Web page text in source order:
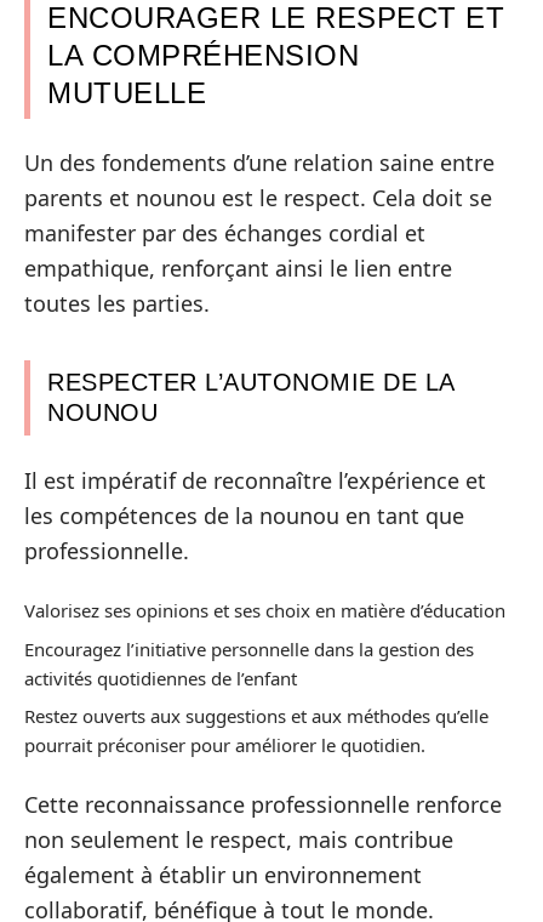
ENCOURAGER LE RESPECT ET
LA COMPRÉHENSION
MUTUELLE
Un des fondements d’une relation saine entre
parents et nounou est le respect. Cela doit se
manifester par des échanges cordial et
empathique, renforçant ainsi le lien entre
toutes les parties.
RESPECTER L’AUTONOMIE DE LA
NOUNOU
Il est impératif de reconnaître l’expérience et
les compétences de la nounou en tant que
professionnelle.
Valorisez ses opinions et ses choix en matière d’éducation
Encouragez l’initiative personnelle dans la gestion des
activités quotidiennes de l’enfant
Restez ouverts aux suggestions et aux méthodes qu’elle
pourrait préconiser pour améliorer le quotidien.
Cette reconnaissance professionnelle renforce
non seulement le respect, mais contribue
également à établir un environnement
collaboratif, bénéfique à tout le monde.